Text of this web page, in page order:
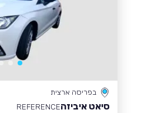
בפריסה ארצית
סיאט איביזהREFERENCE